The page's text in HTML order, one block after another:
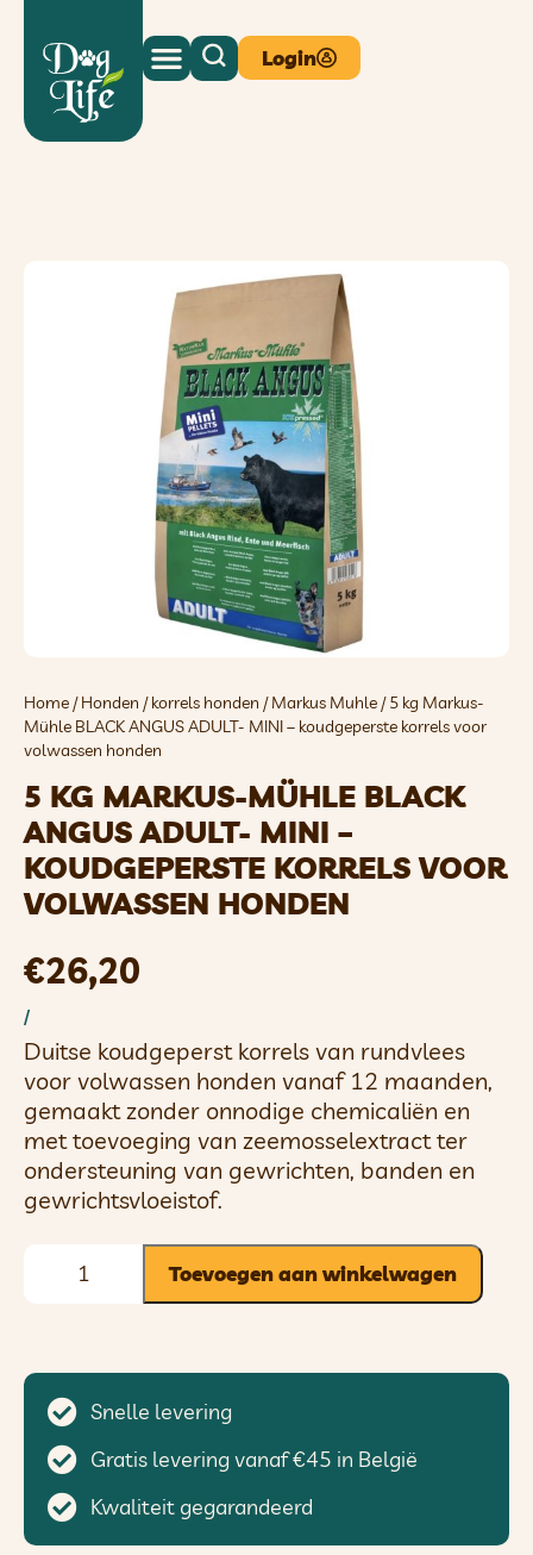
Login
Home /Honden /korrels honden /Markus Muhle / 5 kg Markus-
Mühle BLACK ANGUS ADULT- MINI – koudgeperste korrels voor
volwassen honden
5 KG MARKUS-MÜHLE BLACK
ANGUS ADULT- MINI –
KOUDGEPERSTE KORRELS VOOR
VOLWASSEN HONDEN
€26,20
/
Duitse koudgeperst korrels van rundvlees
voor volwassen honden vanaf 12 maanden,
gemaakt zonder onnodige chemicaliën en
met toevoeging van zeemosselextract ter
ondersteuning van gewrichten, banden en
gewrichtsvloeistof.
Toevoegen aan winkelwagen
Snelle levering
Gratis levering vanaf €45 in België
Kwaliteit gegarandeerd